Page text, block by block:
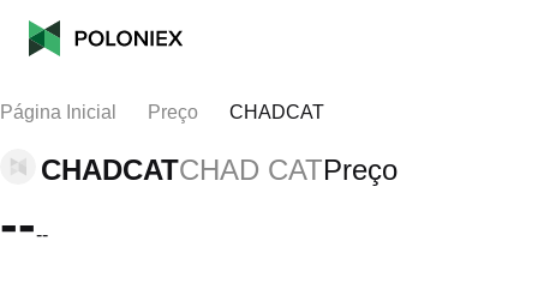
Página Inicial Preço CHADCAT
CHADCATCHAD CATPreço
----